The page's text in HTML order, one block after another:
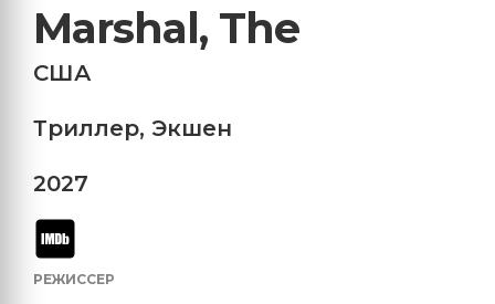
Marshal, The
США
Триллер, Экшен
2027
РЕЖИССЕР